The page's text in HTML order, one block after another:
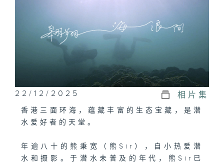
22/12/2025 相片集
香港三面环海，蕴藏丰富的生态宝藏，是潜
水爱好者的天堂。
年逾八十的熊秉宽（熊Sir），自小热爱潜
水和摄影。于潜水未普及的年代，熊Sir已